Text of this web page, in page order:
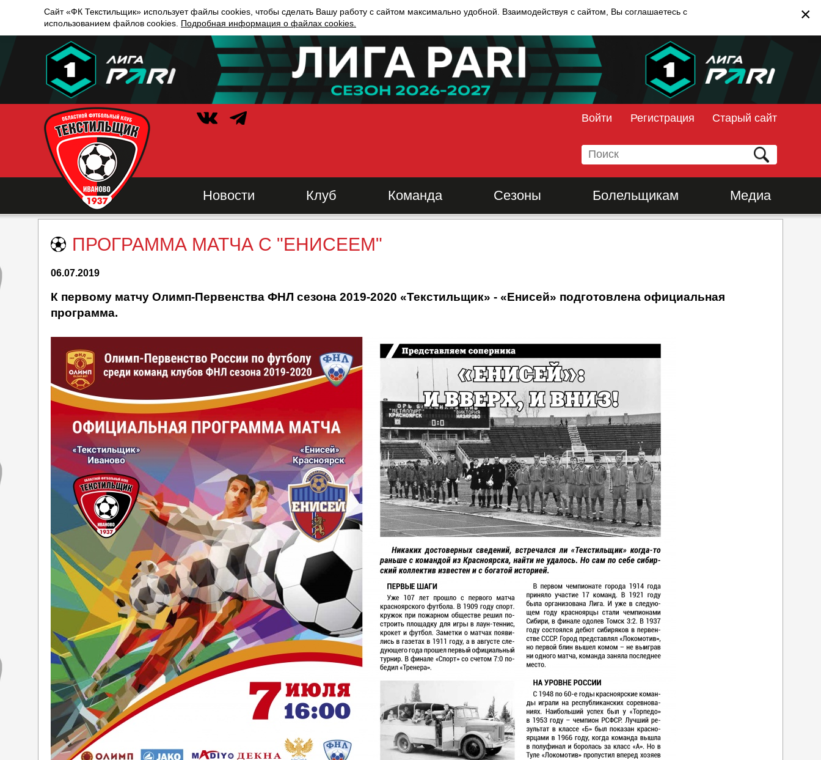
×
Сайт «ФК Текстильщик» использует файлы cookies, чтобы сделать Вашу работу с сайтом максимально удобной. Взаимодействуя с сайтом, Вы соглашаетесь с
использованием файлов cookies. Подробная информация о файлах cookies.
Войти Регистрация Старый сайт
Новости Клуб Команда Сезоны Болельщикам Медиа
ПРОГРАММА МАТЧА С "ЕНИСЕЕМ"
06.07.2019
К первому матчу Олимп-Первенства ФНЛ сезона 2019-2020 «Текстильщик» - «Енисей» подготовлена официальная
программа.